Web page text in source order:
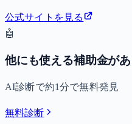
公式サイトを見る
🤖
他にも使える補助金があ
AI診断で約1分で無料発見
無料診断